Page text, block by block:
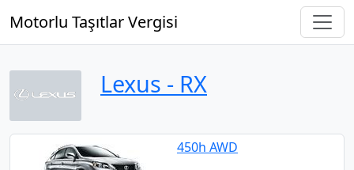
Motorlu Taşıtlar Vergisi
Lexus ‐ RX
450h AWD